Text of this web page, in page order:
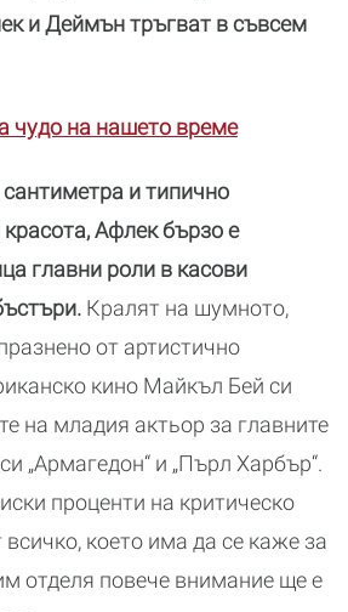
и Деймън тръгват в съвсем
чудо на нашето време
и типично
Афлек бързо е
главни роли в касови
Кралят на шумното,
от артистично
кино Майкъл Бей си
на младия актьор за главните
„Армагедон“ и „Пърл Харбър“.
проценти на критическо
което има да се каже за
отделя повече внимание ще е